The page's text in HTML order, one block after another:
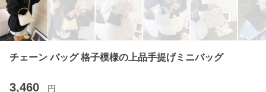
チェーン バッグ 格子模様の上品手提げミニバッグ
3,460 円